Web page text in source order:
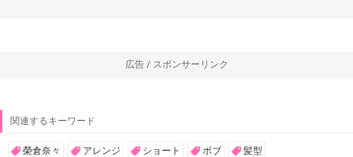
広告 / スポンサーリンク
関連するキーワード
榮倉奈々 アレンジ ショート ボブ 髪型